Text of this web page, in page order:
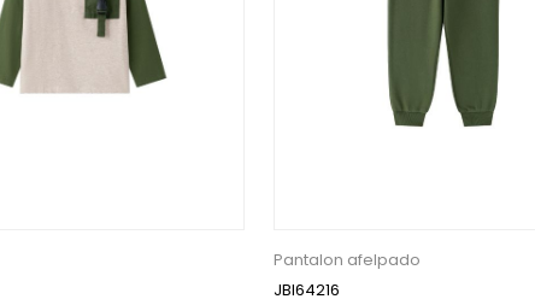
Pantalon afelpado
JBI64216